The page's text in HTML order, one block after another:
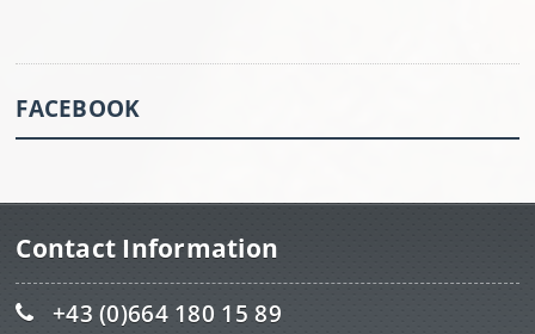
FACEBOOK
Contact Information
+43 (0)664 180 15 89